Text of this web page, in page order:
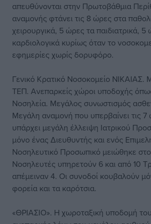
απευθύνονται στην Πρωτοβάθμια
αναμονής φτάνει τις 8 ώρες στα
χειρουργικά, 5 ώρες τα παιδιατρικά,
καρδιολογικά κυρίως όταν το
εφημερίες χωρίς δορυφόρο.
Γενικό Κρατικό Νοσοκομείο
ΤΕΠ. Ανεπαρκείς χώροι υποδοχής
Νοσηλεία. Μεγάλος συνωστισμός
Μεγάλη αναμονή που υπερβαίνει τις
υπάρχει μεγάλη έλλειψη Ιατρικού
μόνο ένας Διευθυντής και ενός
Νοσηλευτικό Προσωπικό μειώθηκε
Νοσηλευτές υπηρετούν 6 και από 10
απέμειναν 4. Οι συνοδοί κουβαλούν
φορεία και τα καρότσια.
«ΘΡΙΑΣΙΟ». Η χωροταξική υποδομή